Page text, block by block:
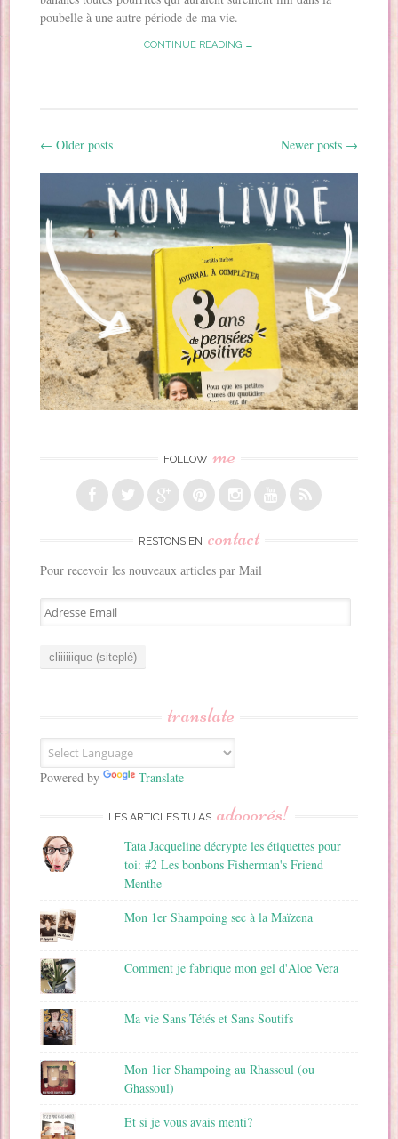
poubelle à une autre période de ma vie.
CONTINUE READING →
Post navigation
← Older posts Newer posts →
FOLLOW me
RESTONS EN contact
Pour recevoir les nouveaux articles par Mail
A
d
E
m
a
translate
Powered by Translate
LES ARTICLES TU AS adooorés!
Tata Jacqueline décrypte les étiquettes pour
toi: #2 Les bonbons Fisherman's Friend
Menthe
Mon 1er Shampoing sec à la Maïzena
Comment je fabrique mon gel d'Aloe Vera
Ma vie Sans Tétés et Sans Soutifs
Mon 1ier Shampoing au Rhassoul (ou
Ghassoul)
Et si je vous avais menti?